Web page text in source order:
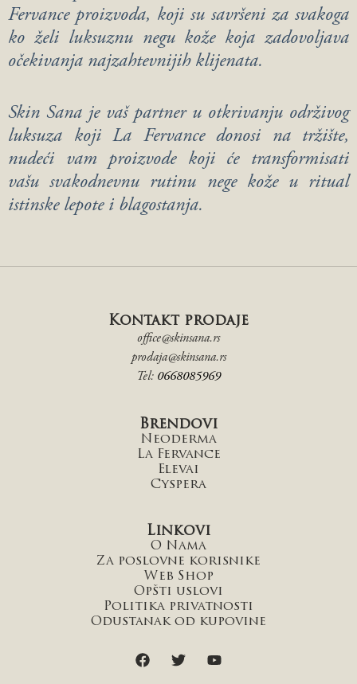
Fervance proizvoda, koji su savršeni za svakoga
ko želi luksuznu negu kože koja zadovoljava
očekivanja najzahtevnijih klijenata.
Skin Sana je vaš partner u otkrivanju održivog
luksuza koji La Fervance donosi na tržište,
nudeći vam proizvode koji će transformisati
vašu svakodnevnu rutinu nege kože u ritual
istinske lepote i blagostanja.
Kontakt prodaje
office@skinsana.rs
prodaja@skinsana.rs
Tel: 0668085969
Brendovi
Neoderma
La Fervance
Elevai
Cyspera
Linkovi
O Nama
Za poslovne korisnike
Web Shop
Opšti uslovi
Politika privatnosti
Odustanak od kupovine